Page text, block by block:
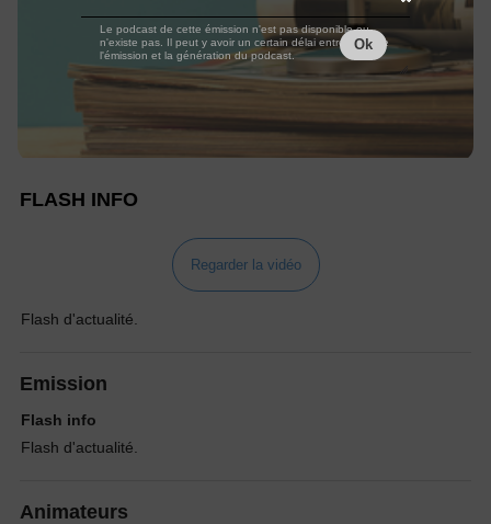
FLASH INFO
Regarder la vidéo
Flash d'actualité.
Emission
Flash info
Flash d'actualité.
Animateurs
Le podcast de cette émission n'est pas disponible ou
n'existe pas. Il peut y avoir un certain délai entre la fin de
l'émission et la génération du podcast.
Ok